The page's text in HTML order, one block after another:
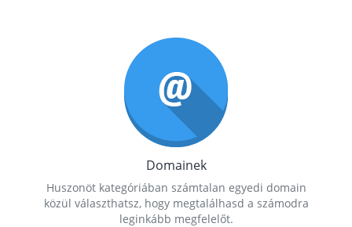
Domainek
Huszonöt kategóriában számtalan egyedi domain
közül választhatsz, hogy megtalálhasd a számodra
leginkább megfelelőt.